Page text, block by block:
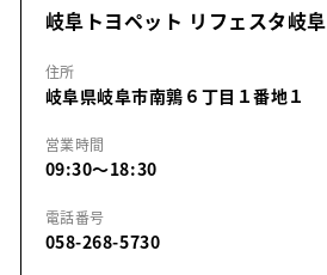
岐阜トヨペット リフェスタ岐阜
住所
岐阜県岐阜市南鶉６丁目１番地１
営業時間
09:30～18:30
電話番号
058-268-5730